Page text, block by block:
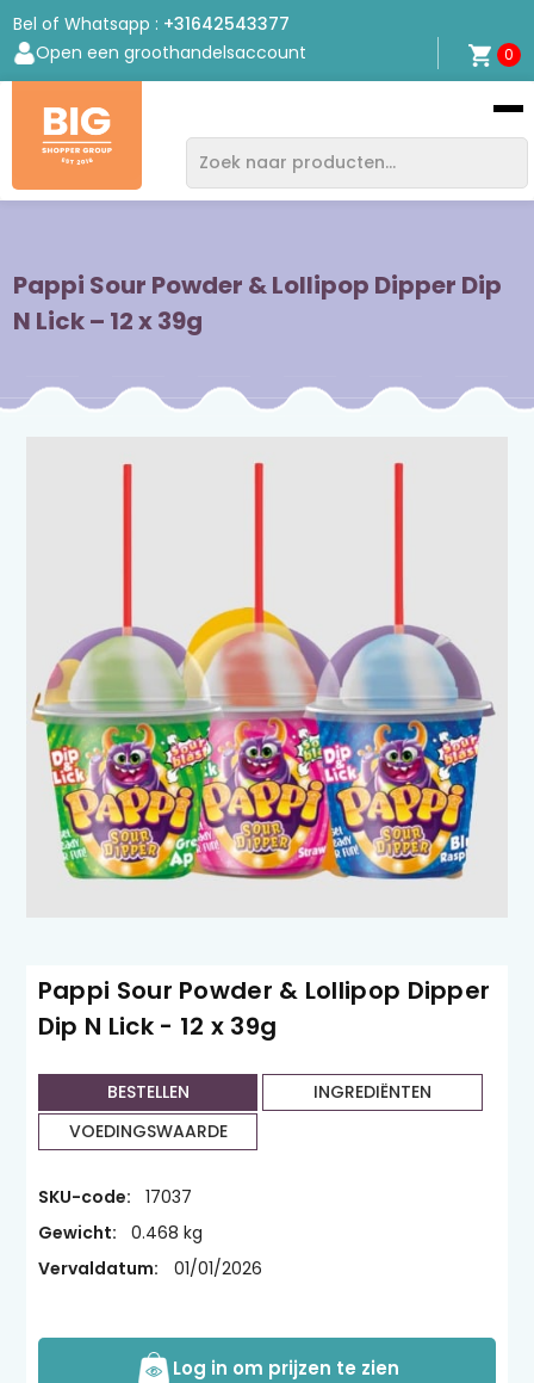
Bel of Whatsapp : +31642543377
Open een groothandelsaccount
0
Bigshopper
Group
Pappi Sour Powder & Lollipop Dipper Dip
N Lick – 12 x 39g
Pappi Sour Powder & Lollipop Dipper
Dip N Lick - 12 x 39g
BESTELLEN
INGREDIËNTEN
VOEDINGSWAARDE
SKU-code:
17037
Gewicht:
0.468 kg
Vervaldatum:
01/01/2026
Log in om prijzen te zien